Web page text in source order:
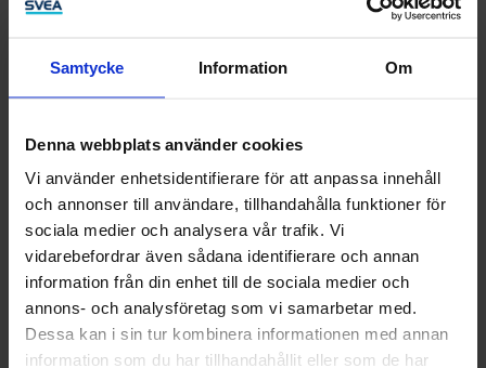
Samtycke Information Om
Denna webbplats använder cookies
Vi använder enhetsidentifierare för att anpassa innehåll
och annonser till användare, tillhandahålla funktioner för
sociala medier och analysera vår trafik. Vi
vidarebefordrar även sådana identifierare och annan
information från din enhet till de sociala medier och
annons- och analysföretag som vi samarbetar med.
Dessa kan i sin tur kombinera informationen med annan
information som du har tillhandahållit eller som de har
Fyll i dina uppgifter
Vi behöver ditt mobilnummer för att kunna återkomma
med besked om din ansökan.
Mobilnummer